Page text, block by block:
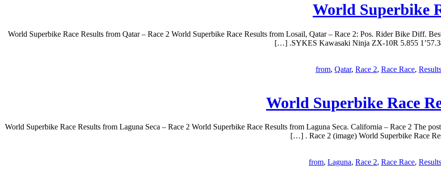
World Superbike
World Superbike Race Results from Qatar – Race 2 World Superbike Race Results from Losail, Qatar – Race 2: Pos. Rider Bike Diff.
SYKES Kawasaki Ninja ZX-10R 5.855
, Qatar, Race 2, Race Race,
World Superbike Race
World Superbike Race Results from Laguna Seca – Race 2 World Superbike Race Results from Laguna Seca. California – Race 2 The
Race 2 (image) World Superbike Race
, Laguna, Race 2, Race Race,